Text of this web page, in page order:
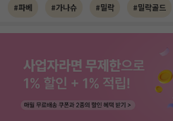
#파베 #가나슈 #밀락 #밀락골드